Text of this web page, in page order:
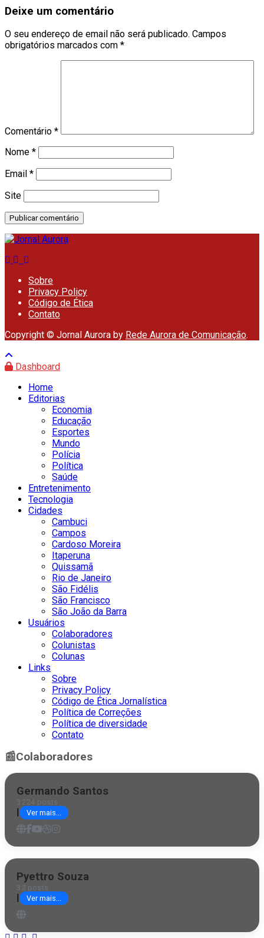
Deixe um comentário
O seu endereço de email não será publicado. Campos
obrigatórios marcados com *
Comentário *
Nome *
Email *
Site
Sobre
Privacy Policy
Código de Ética
Contato
Copyright © Jornal Aurora by Rede Aurora de Comunicação.
Dashboard
Home
Editorias
Economia
Educação
Esportes
Mundo
Polícia
Política
Saúde
Entretenimento
Tecnologia
Cidades
Cambuci
Campos
Cardoso Moreira
Itaperuna
Quissamã
Rio de Janeiro
São Fidélis
São Francisco
São João da Barra
Usuários
Colaboradores
Colunistas
Colunas
Links
Sobre
Privacy Policy
Código de Ética Jornalística
Política de Correções
Política de diversidade
Contato
📰Colaboradores
Germando Santos
3224 posts
Ver mais...
Pyettro Souza
32 posts
Ver mais...